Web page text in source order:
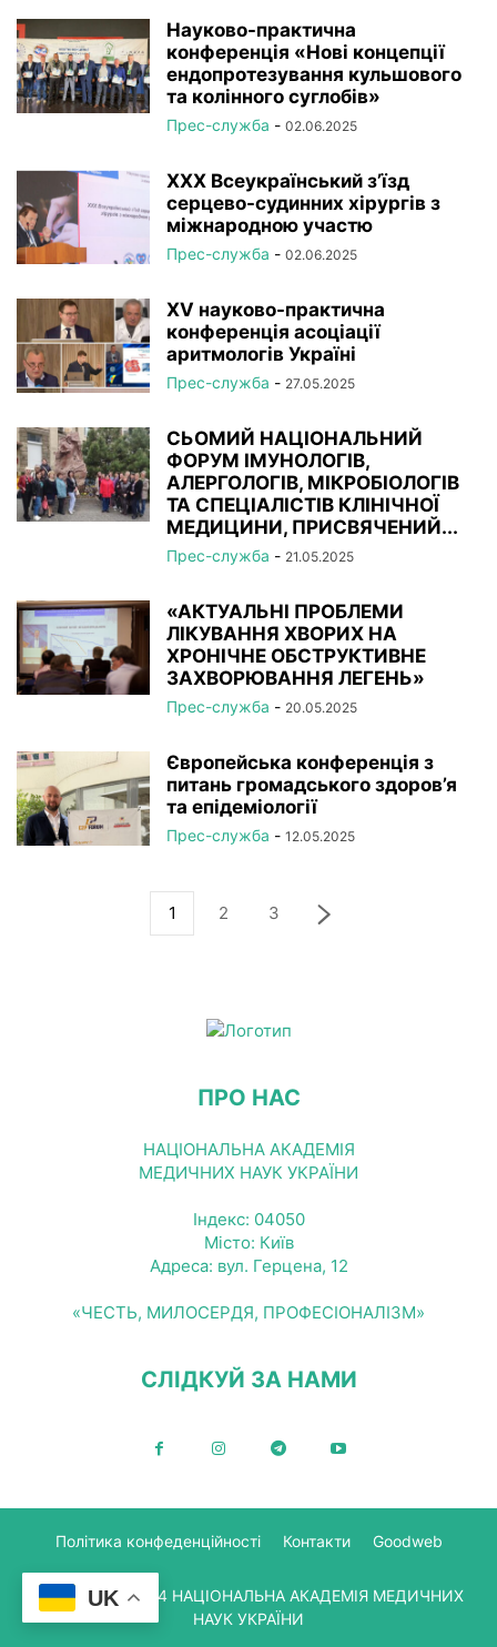
Науково-практична
конференція «Нові концепції
ендопротезування кульшового
та колінного суглобів»
Прес-служба - 02.06.2025
XXX Всеукраїнський з’їзд
серцево-судинних хірургів з
міжнародною участю
Прес-служба - 02.06.2025
XV науково-практична
конференція асоціації
аритмологів Україні
Прес-служба - 27.05.2025
СЬОМИЙ НАЦІОНАЛЬНИЙ
ФОРУМ ІМУНОЛОГІВ,
АЛЕРГОЛОГІВ, МІКРОБІОЛОГІВ
ТА СПЕЦІАЛІСТІВ КЛІНІЧНОЇ
МЕДИЦИНИ, ПРИСВЯЧЕНИЙ...
Прес-служба - 21.05.2025
«АКТУАЛЬНІ ПРОБЛЕМИ
ЛІКУВАННЯ ХВОРИХ НА
ХРОНІЧНЕ ОБСТРУКТИВНЕ
ЗАХВОРЮВАННЯ ЛЕГЕНЬ»
Прес-служба - 20.05.2025
Європейська конференція з
питань громадського здоров’я
та епідеміології
Прес-служба - 12.05.2025
1 2 3
ПРО НАС
НАЦІОНАЛЬНА АКАДЕМІЯ
МЕДИЧНИХ НАУК УКРАЇНИ
Індекс: 04050
Місто: Київ
Адреса: вул. Герцена, 12
«ЧЕСТЬ, МИЛОСЕРДЯ, ПРОФЕСІОНАЛІЗМ»
СЛІДКУЙ ЗА НАМИ
Політика конфеденційності Контакти Goodweb
© Copyright 2024 НАЦІОНАЛЬНА АКАДЕМІЯ МЕДИЧНИХ
НАУК УКРАЇНИ
UK